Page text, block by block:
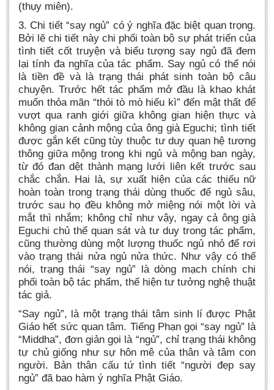
(thụy miên).
3. Chi tiết “say ngủ” có ‎‎ý nghĩa đặc biệt quan trọng.
Bởi lẽ chi tiết này chi phối toàn bộ sự phát triển của
tình tiết cốt truyện và biểu tượng say ngủ đã đem
lại tính đa nghĩa của tác phẩm. Say ngủ có thể nói
là tiền đề và là trạng thái phát sinh toàn bộ câu
chuyện. Trước hết tác phẩm mở đầu là ‎khao khát
muốn thỏa mãn “thói tò mò hiếu kì” đến mật thất để
vượt qua ranh giới giữa không gian hiện thực và
không gian cảnh mộng của ông già Eguchi; tình tiết
được gắn kết cũng tùy thuộc tư duy quan hệ tương
thông giữa mộng trong khi ngủ và mộng ban ngày,
từ đó đan dệt thành mạng lưới liên kết trước sau
chắc chắn. Hai là, sự xuất hiện của các thiếu nữ
hoàn toàn trong trạng thái dùng thuốc để ngủ sâu,
trước sau họ đều không mở miệng nói một lời và
mắt thì nhắm; không chỉ như vậy, ngay cả ông già
Eguchi chủ thể quan sát và tư duy trong tác phẩm,
cũng thường dùng một lượng thuốc ngủ nhỏ để rơi
vào trạng thái nửa ngủ nửa thức. Như vậy có thể
nói, trạng thái “say ngủ” là dòng mạch chính chi
phối toàn bộ tác phẩm, thể hiện tư tưởng nghệ thuật
tác giả.
“Say ngủ”, là một trạng thái tâm sinh lí được Phật
Giáo hết sức quan tâm. Tiếng Phạn gọi “say ngủ” là
“Middha”, đơn giản gọi là “ngủ”, chỉ trạng thái không
tự chủ giống như sự hôn mê của thân và tâm con
người. Bản thân cấu tứ tình tiết “người đẹp say
ngủ” đã bao hàm ý nghĩa Phật Giáo.